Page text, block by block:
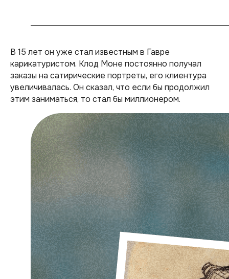
В 15 лет он уже стал известным в Гавре
карикатуристом. Клод Моне постоянно получал
заказы на сатирические портреты, его клиентура
увеличивалась. Он сказал, что если бы продолжил
этим заниматься, то стал бы миллионером.